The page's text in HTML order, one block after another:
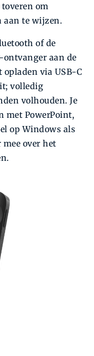
om
aan te wijzen.
of de
ontvanger aan de
via USB-C
volledig
volhouden. Je
met PowerPoint,
op Windows als
mee over het